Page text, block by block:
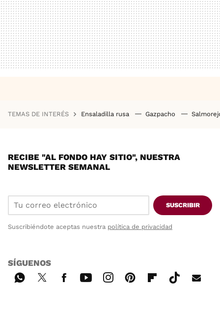
TEMAS DE INTERÉS Ensaladilla rusa Gazpacho
RECIBE "AL FONDO HAY SITIO", NUESTRA
NEWSLETTER SEMANAL
SUSCRIBIR
Suscribiéndote aceptas nuestra política de privacidad
SÍGUENOS